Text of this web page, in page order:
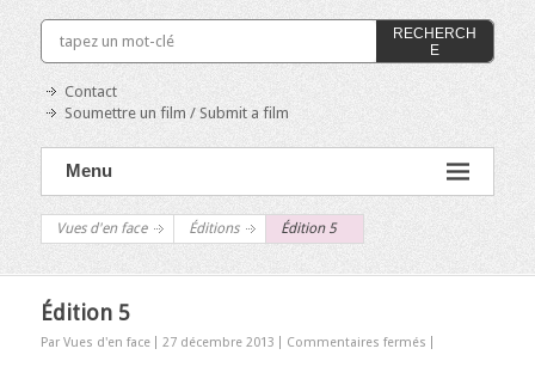
RECHERCH
E
Contact
Soumettre un film / Submit a film
Menu
Vues d'en face Éditions Édition 5
Édition 5
Par Vues d'en face 27 décembre 2013 Commentaires fermés sur